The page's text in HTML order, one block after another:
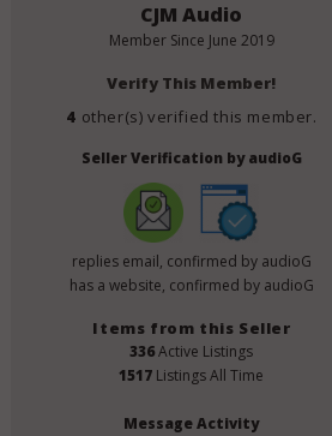
CJM Audio
Member Since June 2019
Verify This Member!
4 other(s) verified this member.
Seller Verification by audioG
replies email, confirmed by audioG
has a website, confirmed by audioG
Items from this Seller
336Active Listings
1517 Listings All Time
Message Activity